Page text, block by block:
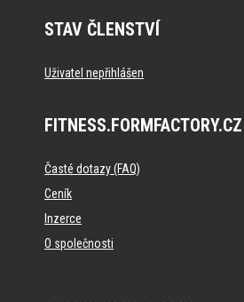
STAV ČLENSTVÍ
Uživatel nepřihlášen
FITNESS.FORMFACTORY.CZ
Časté dotazy (FAQ)
Ceník
Inzerce
O společnosti